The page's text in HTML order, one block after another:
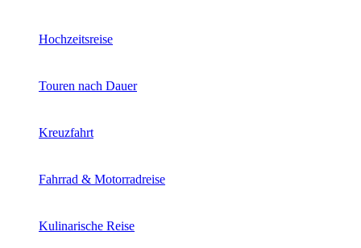
Hochzeitsreise
Touren nach Dauer
Kreuzfahrt
Fahrrad & Motorradreise
Kulinarische Reise